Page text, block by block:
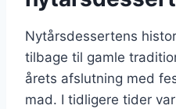
Nytårsdessertens
tilbage til gamle
årets afslutning med
mad. I tidligere tider